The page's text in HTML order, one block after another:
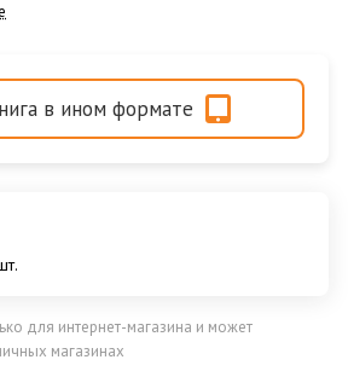
в ином формате
для интернет-магазина и может
магазинах